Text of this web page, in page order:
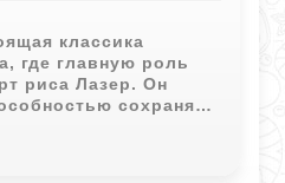
классика
где главную роль
риса Лазер. Он
сохранять
этом невероятно
Плов - это не